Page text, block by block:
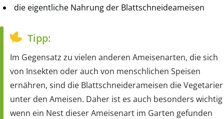
die eigentliche Nahrung der Blattschneideameisen
Tipp:
Im Gegensatz zu vielen anderen Ameisenarten, die sich
von Insekten oder auch von menschlichen Speisen
ernähren, sind die Blattschneiderameisen die Vegetarier
unter den Ameisen. Daher ist es auch besonders wichtig
wenn ein Nest dieser Ameisenart im Garten gefunden